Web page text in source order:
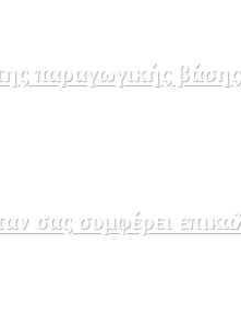
βάσης
συμφέρει